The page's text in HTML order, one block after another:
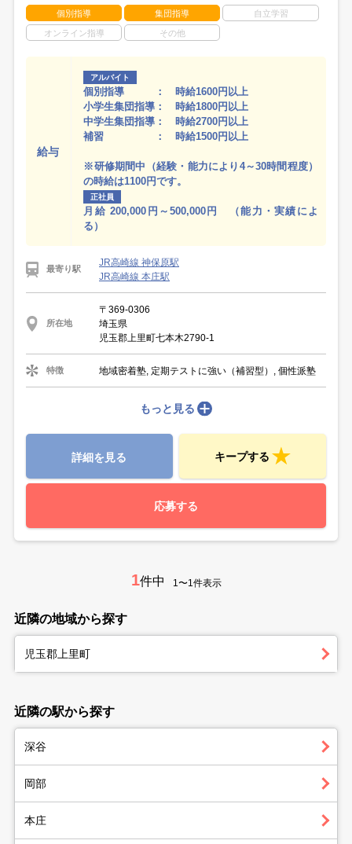
個別指導 集団指導 自立学習
オンライン指導 その他
給与
アルバイト
個別指導 ： 時給1600円以上
小学生集団指導： 時給1800円以上
中学生集団指導： 時給2700円以上
補習 ： 時給1500円以上
※研修期間中（経験・能力により4～30時間程度）
の時給は1100円です。
正社員
月給 200,000円～500,000円 （能力・実績によ
る）
最寄り駅
JR高崎線 神保原駅
JR高崎線 本庄駅
所在地
〒369-0306
埼玉県
児玉郡上里町七本木2790-1
特徴 地域密着塾, 定期テストに強い（補習型）, 個性派塾
もっと見る
詳細を見る キープする
応募する
1件中 1〜1件表示
近隣の地域から探す
児玉郡上里町
近隣の駅から探す
深谷
岡部
本庄